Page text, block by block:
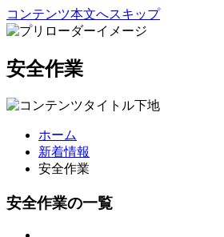
コンテンツ本文へスキップ
安全作業
ホーム
新着情報
安全作業
安全作業の一覧